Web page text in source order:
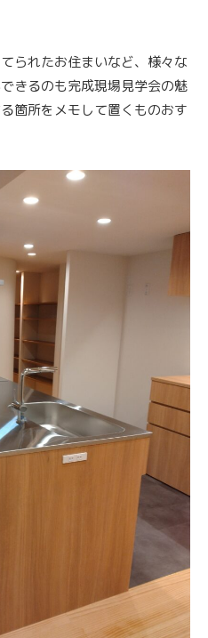
られたお住まいなど、様々な
きるのも完成現場見学会の魅
箇所をメモして置くものおす